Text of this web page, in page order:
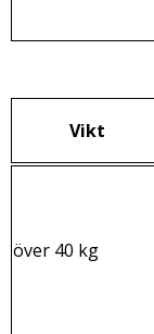
Vikt
över 40 kg